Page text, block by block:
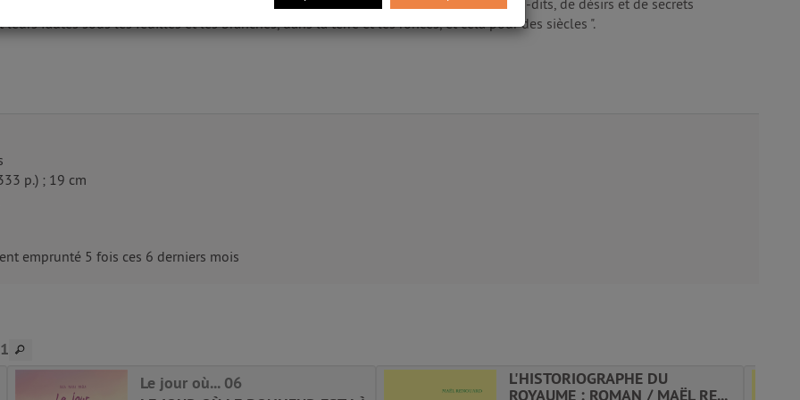
jour où apparaît Emeline. Le domaine se transforme alors en un théâtre de non-dits, de désirs et de secrets
leurs fautes sous les feuilles et les branches, dans la terre et les ronces, et cela pour des siècles ".
p.) ; 19 cm
emprunté 5 fois ces 6 derniers mois
Le jour où... 06
L'HISTORIOGRAPHE DU
ROYAUME : ROMAN / MAËL RE...